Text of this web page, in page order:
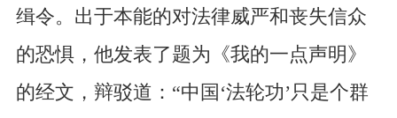
缉令。出于本能的对法律威严和丧失信众
的恐惧，他发表了题为《我的一点声明》
的经文，辩驳道：“中国‘法轮功’只是个群